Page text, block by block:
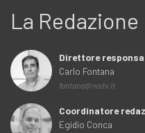
La Redazione
Direttore
Carlo Fontana
fontana@noitv.it
Coordinatore
Egidio Conca